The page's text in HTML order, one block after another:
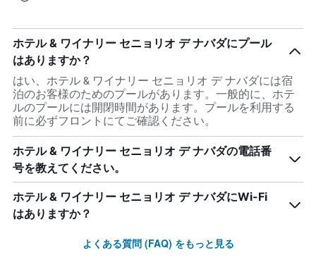
ホテル & ワイナリー セニョリオ デ ナバダにプール
はありますか？
はい、ホテル & ワイナリー セニョリオ デ ナバダには宿
泊のお客様のためのプールがあります。一般的に、ホテ
ルのプールには開閉時間があります。プールを利用する
前に必ずフロントにてご確認ください。
ホテル & ワイナリー セニョリオ デ ナバダの電話番
号を教えてください。
ホテル & ワイナリー セニョリオ デ ナバダにWi-Fi
はありますか？
よくある質問 (FAQ) をもっと見る